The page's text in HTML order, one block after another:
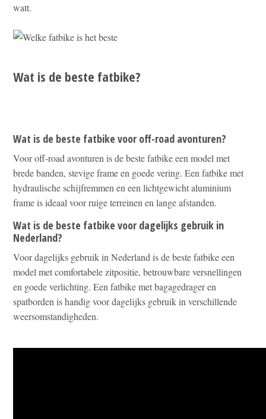
watt.
Wat is de beste fatbike?
Wat is de beste fatbike voor off-road avonturen?
Voor off-road avonturen is de beste fatbike een model met
brede banden, stevige frame en goede vering. Een fatbike met
hydraulische schijfremmen en een lichtgewicht aluminium
frame is ideaal voor ruige terreinen en lange afstanden.
Wat is de beste fatbike voor dagelijks gebruik in
Nederland?
Voor dagelijks gebruik in Nederland is de beste fatbike een
model met comfortabele zitpositie, betrouwbare versnellingen
en goede verlichting. Een fatbike met bagagedrager en
spatborden is handig voor dagelijks gebruik in verschillende
weersomstandigheden.